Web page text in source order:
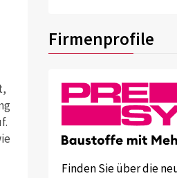
Firmenprofile
Finden Sie über die